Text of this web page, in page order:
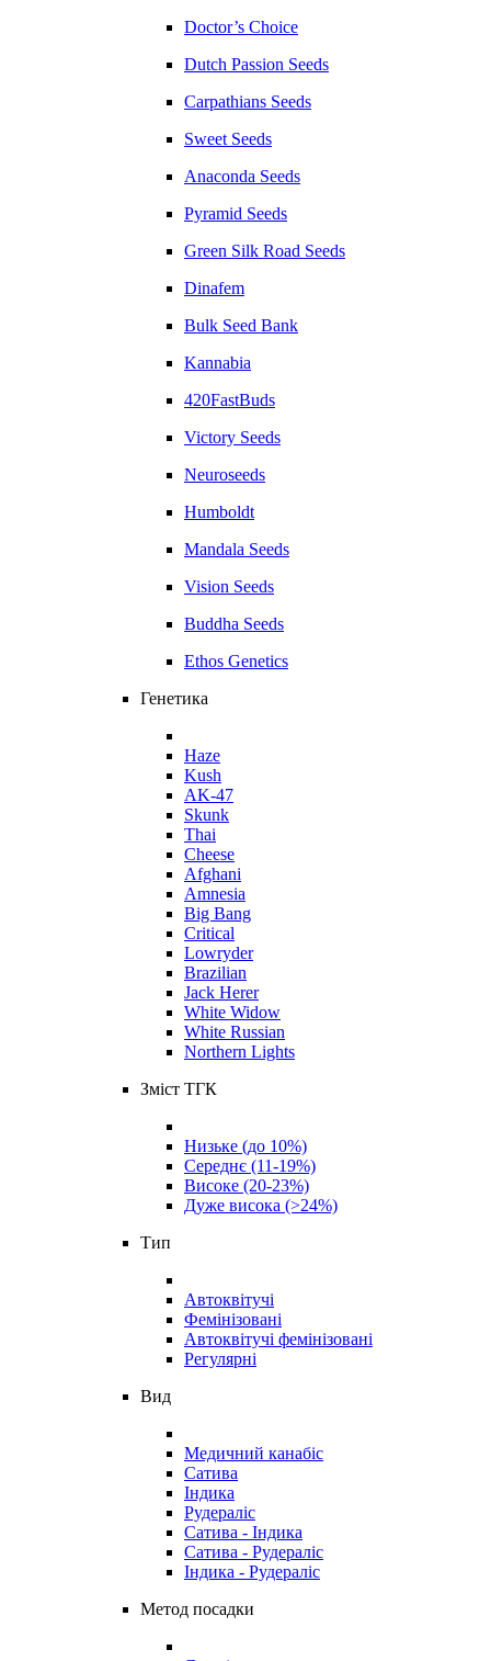
Doctor’s Choice
Dutch Passion Seeds
Carpathians Seeds
Sweet Seeds
Anaconda Seeds
Pyramid Seeds
Green Silk Road Seeds
Dinafem
Bulk Seed Bank
Kannabia
420FastBuds
Victory Seeds
Neuroseeds
Humboldt
Mandala Seeds
Vision Seeds
Buddha Seeds
Ethos Genetics
Генетика
Haze
Kush
AK-47
Skunk
Thai
Cheese
Afghani
Amnesia
Big Bang
Critical
Lowryder
Brazilian
Jack Herer
White Widow
White Russian
Northern Lights
Зміст ТГК
Низьке (до 10%)
Середнє (11-19%)
Високе (20-23%)
Дуже висока (>24%)
Тип
Автоквітучі
Фемінізовані
Автоквітучі фемінізовані
Регулярні
Вид
Медичний канабіс
Сатива
Індика
Рудераліс
Сатива - Індика
Сатива - Рудераліс
Індика - Рудераліс
Метод посадки